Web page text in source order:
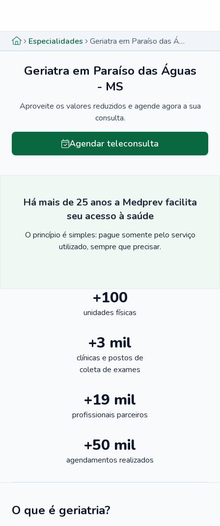
Especialidades Geriatra em Paraíso das Águas - MS
Geriatra em Paraíso das Águas
- MS
Aproveite os valores reduzidos e agende agora a sua
consulta.
Agendar teleconsulta
Há mais de 25 anos a Medprev facilita
seu acesso à saúde
O princípio é simples: pague somente pelo serviço
utilizado, sempre que precisar.
+100
unidades físicas
+3 mil
clínicas e postos de
coleta de exames
+19 mil
profissionais parceiros
+50 mil
agendamentos realizados
O que é geriatria?